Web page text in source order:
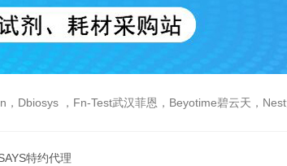
，Beyotime碧云天，Nest无锡耐思，Elabscience伊莱瑞特，Macklin麦克林生物，
特约代理